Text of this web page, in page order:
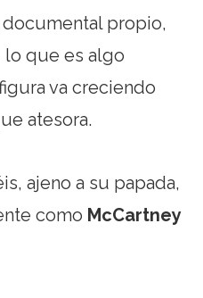
documental propio,
lo que es algo
va creciendo
atesora.
ajeno a su papada,
como McCartney